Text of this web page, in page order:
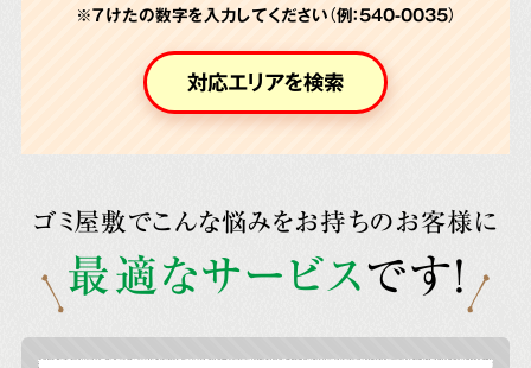
※７けたの数字を入力してください（例：540-0035）
対応エリアを検索
ゴミ屋敷でこんな悩みをお持ちのお客様に
最適なサービスです!